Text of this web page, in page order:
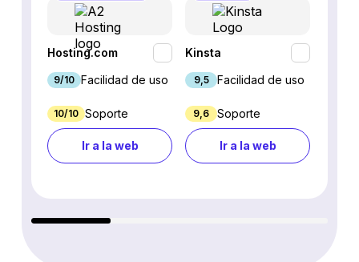
Hosting.com
9/10 Facilidad de uso
10/10 Soporte
Ir a la web
Kinsta
9,5 Facilidad de uso
9,6 Soporte
Ir a la web